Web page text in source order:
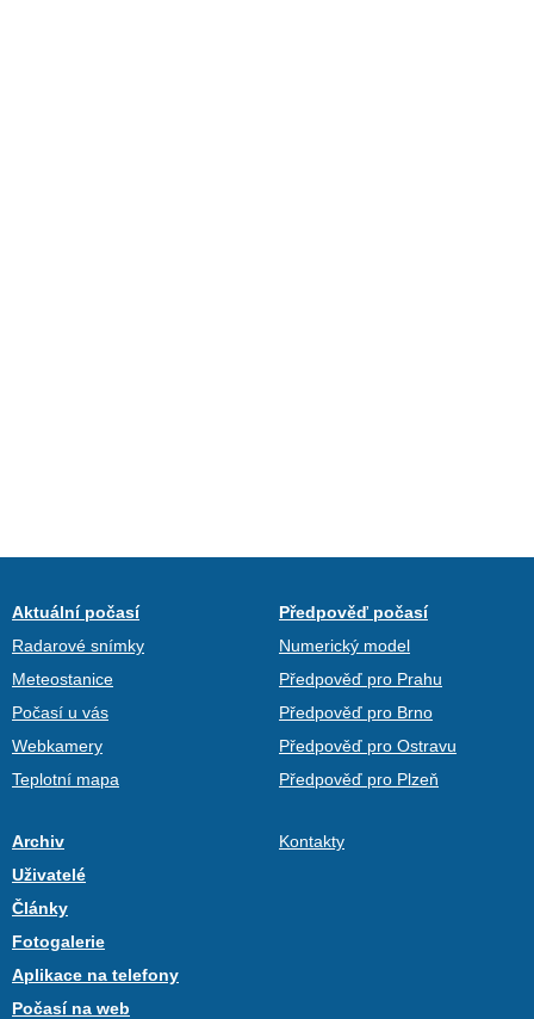
Aktuální počasí
Radarové snímky
Meteostanice
Počasí u vás
Webkamery
Teplotní mapa
Předpověď počasí
Numerický model
Předpověď pro Prahu
Předpověď pro Brno
Předpověď pro Ostravu
Předpověď pro Plzeň
Archiv
Uživatelé
Články
Fotogalerie
Aplikace na telefony
Počasí na web
Kontakty